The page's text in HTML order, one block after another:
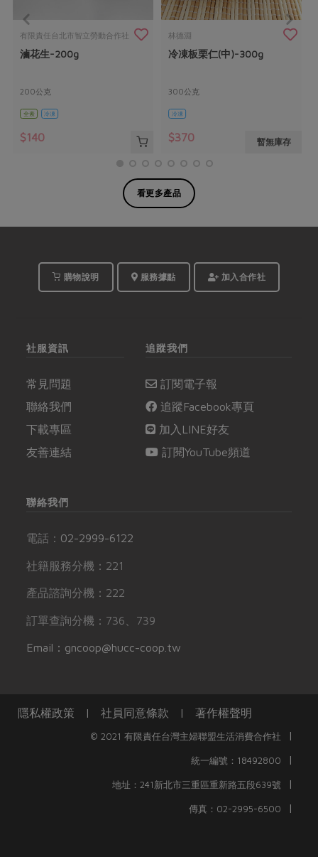
有限責任台北市智立勞動合作社
滷花生-200g
200公克
全素 冷凍
$140
林德淵
冷凍板栗仁(中)-300g
300公克
冷凍
$370 暫無庫存
看更多產品
購物說明 服務據點 加入合作社
社服資訊
常見問題
聯絡我們
下載專區
友善連結
追蹤我們
訂閱電子報
追蹤Facebook專頁
加入LINE好友
訂閱YouTube頻道
聯絡我們
電話： 02-2999-6122
社籍服務分機：221
產品諮詢分機：222
訂單查詢分機：736、739
Email：gncoop@hucc-coop.tw
隱私權政策 | 社員同意條款 | 著作權聲明
© 2021 有限責任台灣主婦聯盟生活消費合作社 |
統一編號：18492800 |
地址：241新北市三重區重新路五段639號 |
傳真：02-2995-6500 |